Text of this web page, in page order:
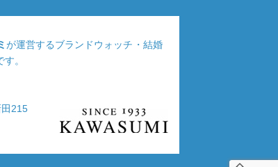
が運営するブランドウォッチ・結婚
。
215